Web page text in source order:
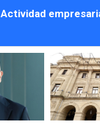
Actividad